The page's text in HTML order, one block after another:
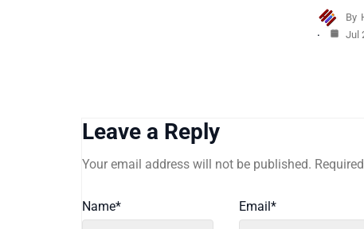
By
Jul
Leave a Reply
Your email address will not be published.
Name* Email*